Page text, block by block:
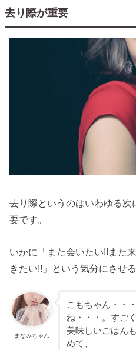
去り際が重要
去り際というのはいわゆる
要です。
いかに「また会いたい!!また
きたい!!」という気分にさせ
まなみちゃん
こもちゃん・・
ね・・・。すご
美味しいごはん
めて、